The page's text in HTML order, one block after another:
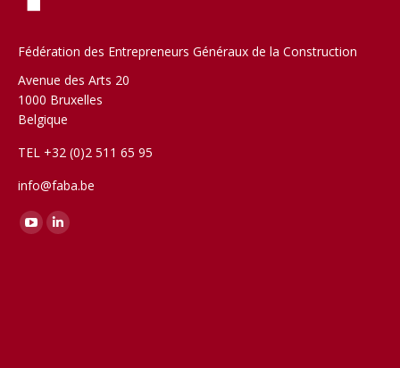
Fédération des Entrepreneurs Généraux de la Construction
Avenue des Arts 20
1000 Bruxelles
Belgique
TEL +32 (0)2 511 65 95
info@faba.be
Trouvez nous sur :
YouTubeLinkedIn